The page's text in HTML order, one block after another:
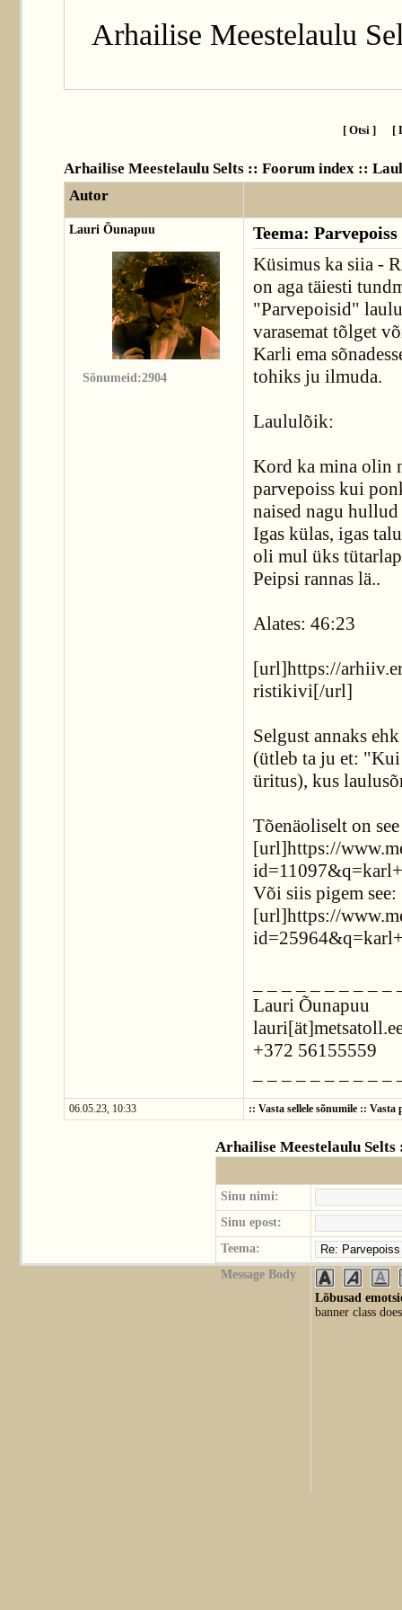
Arhailise Meestelaulu
[ Otsi ] [
Arhailise Meestelaulu Selts :: Foorum index ::
Autor
Lauri Õunapuu
Sõnumeid:2904
Teema:
Küsimus ka siia -
on aga täiesti
"Parvepoisid"
varasemat tõlget
Karli ema
tohiks ju ilmuda.
Laululõik:
Kord ka mina olin
parvepoiss kui
naised nagu
Igas külas, igas
oli mul üks
Peipsi rannas lä..
Alates: 46:23
[url]https://
ristikivi[/url]
Selgust annaks
(ütleb ta ju et:
üritus), kus
Tõenäoliselt on
[url]https://
Või siis pigem see:
[url]https://
Lauri Õunapuu
+372 56155559
06.05.23, 10:33 :: Vasta sellele sõnumile:: Vasta
Arhailise Meestelaulu
Sinu nimi:
Sinu epost:
Teema:
Message Body
Lõbusad
banner class